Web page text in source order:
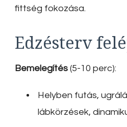
fittség fokozása.
Edzésterv
Bemelegítés (5-10 perc):
Helyben futás,
lábkörzések,